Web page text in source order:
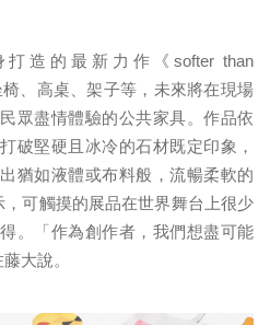
造的最新力作《softer than
、高桌、架子等，未來將在現場
眾盡情體驗的公共家具。作品依
破堅硬且冰冷的石材既定印象，
猶如液體或布料般，流暢柔軟的
可觸摸的展品在世界舞台上很少
。「作為創作者，我們想盡可能
大說。